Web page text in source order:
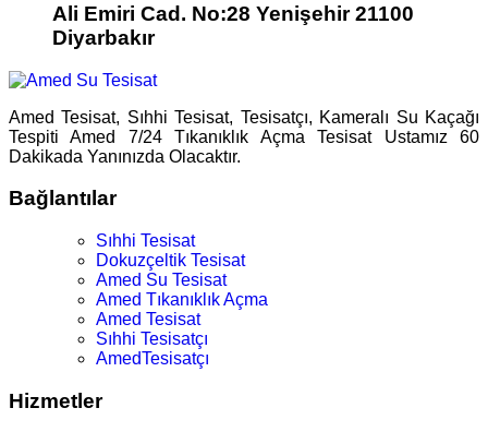
Ali Emiri Cad. No:28 Yenişehir 21100
Diyarbakır
Amed Tesisat, Sıhhi Tesisat, Tesisatçı, Kameralı Su Kaçağı
Tespiti Amed 7/24 Tıkanıklık Açma Tesisat Ustamız 60
Dakikada Yanınızda Olacaktır.
Bağlantılar
Sıhhi Tesisat
Dokuzçeltik Tesisat
Amed Su Tesisat
Amed Tıkanıklık Açma
Amed Tesisat
Sıhhi Tesisatçı
AmedTesisatçı
Hizmetler